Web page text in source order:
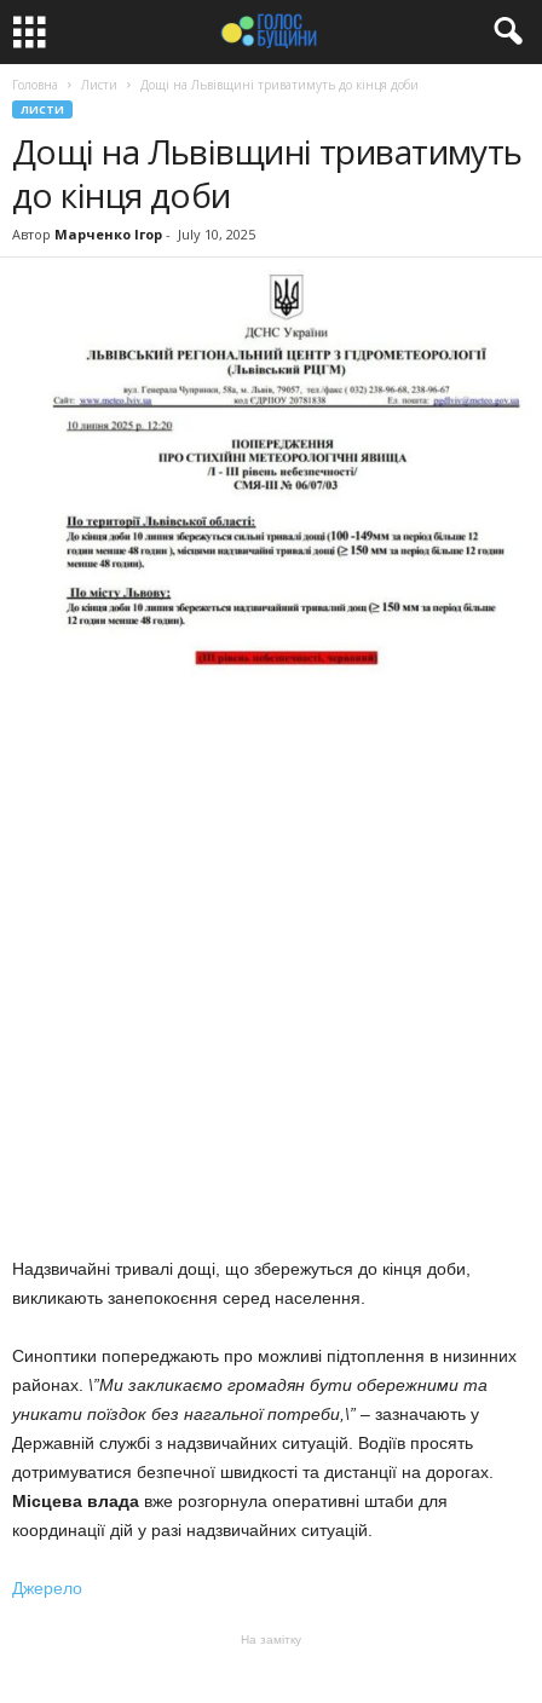
Головна Листи Дощі на Львівщині триватимуть до кінця доби
ЛИСТИ
Дощі на Львівщині триватимуть
до кінця доби
Автор Марченко Ігор - July 10, 2025
Надзвичайні тривалі дощі, що збережуться до кінця доби,
викликають занепокоєння серед населення.
Синоптики попереджають про можливі підтоплення в низинних
районах. \”Ми закликаємо громадян бути обережними та
уникати поїздок без нагальної потреби,\” – зазначають у
Державній службі з надзвичайних ситуацій. Водіїв просять
дотримуватися безпечної швидкості та дистанції на дорогах.
Місцева влада вже розгорнула оперативні штаби для
координації дій у разі надзвичайних ситуацій.
Джерело
На замітку